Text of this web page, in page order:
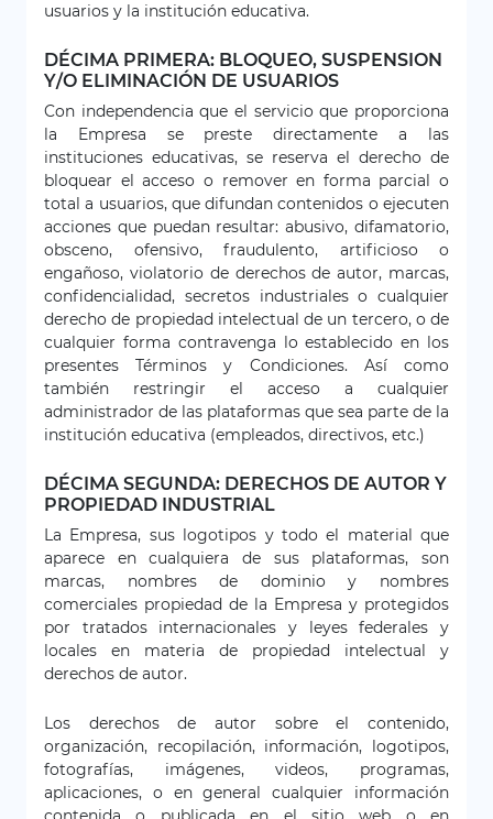
usuarios y la institución educativa.
DÉCIMA PRIMERA: BLOQUEO, SUSPENSION
Y/O ELIMINACIÓN DE USUARIOS
Con independencia que el servicio que proporciona
la Empresa se preste directamente a las
instituciones educativas, se reserva el derecho de
bloquear el acceso o remover en forma parcial o
total a usuarios, que difundan contenidos o ejecuten
acciones que puedan resultar: abusivo, difamatorio,
obsceno, ofensivo, fraudulento, artificioso o
engañoso, violatorio de derechos de autor, marcas,
confidencialidad, secretos industriales o cualquier
derecho de propiedad intelectual de un tercero, o de
cualquier forma contravenga lo establecido en los
presentes Términos y Condiciones. Así como
también restringir el acceso a cualquier
administrador de las plataformas que sea parte de la
institución educativa (empleados, directivos, etc.)
DÉCIMA SEGUNDA: DERECHOS DE AUTOR Y
PROPIEDAD INDUSTRIAL
La Empresa, sus logotipos y todo el material que
aparece en cualquiera de sus plataformas, son
marcas, nombres de dominio y nombres
comerciales propiedad de la Empresa y protegidos
por tratados internacionales y leyes federales y
locales en materia de propiedad intelectual y
derechos de autor.
Los derechos de autor sobre el contenido,
organización, recopilación, información, logotipos,
fotografías, imágenes, videos, programas,
aplicaciones, o en general cualquier información